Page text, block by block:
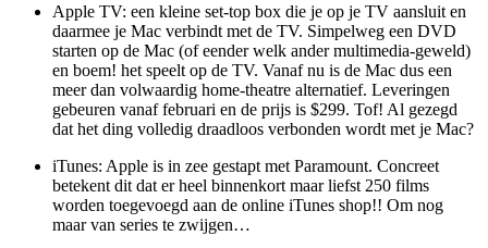
Apple TV: een kleine set-top box die je op je TV aansluit en
daarmee je Mac verbindt met de TV. Simpelweg een DVD
starten op de Mac (of eender welk ander multimedia-geweld)
en boem! het speelt op de TV. Vanaf nu is de Mac dus een
meer dan volwaardig home-theatre alternatief. Leveringen
gebeuren vanaf februari en de prijs is $299. Tof! Al gezegd
dat het ding volledig draadloos verbonden wordt met je Mac?
iTunes: Apple is in zee gestapt met Paramount. Concreet
betekent dit dat er heel binnenkort maar liefst 250 films
worden toegevoegd aan de online iTunes shop!! Om nog
maar van series te zwijgen…